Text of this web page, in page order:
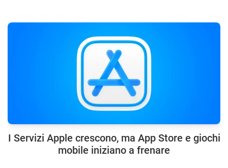
I Servizi Apple crescono, ma App Store e giochi
mobile iniziano a frenare